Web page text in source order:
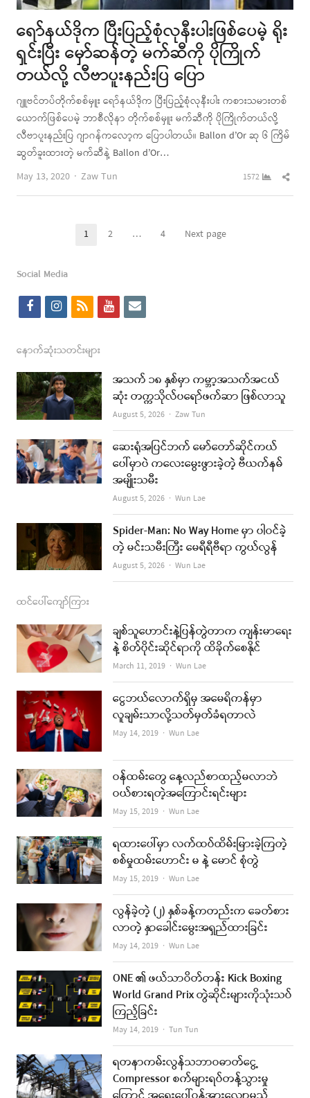
ရော်နယ်ဒိုက ပြီးပြည့်စုံလုနီးပါးဖြစ်ပေမဲ့ ရိုး
ရှင်းပြီး မှော်ဆန်တဲ့ မက်ဆီကို ပိုကြိုက်
တယ်လို့ လီဗာပူးနည်းပြ ပြော
ဂျူဗင်တပ်တိုက်စစ်မှူး ရော်နယ်ဒိုက ပြီးပြည့်စုံလုနီးပါး ကစားသမားတစ်
ယောက်ဖြစ်ပေမဲ့ ဘာစီလိုနာ တိုက်စစ်မှူး မက်ဆီကို ပိုကြိုက်တယ်လို့
လီဗာပူးနည်းပြ ဂျာဂန်ကလော့က ပြောပါတယ်။ Ballon d’Or ဆု ၆ ကြိမ်
ဆွတ်ခူးထားတဲ့ မက်ဆီနဲ့ Ballon d’Or…
May 13, 2020
Author
Zaw Tun 1572
Page
1 Page
2 … Page
4 Next page
Social Media
f
c
e
b
o
o
k
i
s
t
a
g
r
a
m
r
s
y
t
u
b
e
e
i
l
နောက်ဆုံးသတင်းများ
အသက် ၁၈ နှစ်မှာ ကမ္ဘာ့အသက်အငယ်
ဆုံး တက္ကသိုလ်ပရော်ဖက်ဆာ ဖြစ်လာသူ
August 5, 2026 Author
Zaw Tun
ဆေးရုံအပြင်ဘက် မော်တော်ဆိုင်ကယ်
ပေါ်မှာပဲ ကလေးမွေးဖွားခဲ့တဲ့ ဗီယက်နမ်
အမျိုးသမီး
August 5, 2026 Author
Wun Lae
Spider-Man: No Way Home မှာ ပါဝင်ခဲ့
တဲ့ မင်းသမီးကြီး မေရီရီဗီရာ ကွယ်လွန်
August 5, 2026 Author
Wun Lae
ထင်ပေါ်ကျော်ကြား
ချစ်သူဟောင်းနဲ့ပြန်တွဲတာက ကျန်းမာရေး
နဲ့ စိတ်ပိုင်းဆိုင်ရာကို ထိခိုက်စေနိုင်
March 11, 2019 Author
Wun Lae
ငွေဘယ်လောက်ရှိမှ အမေရိကန်မှာ
လူချမ်းသာလို့သတ်မှတ်ခံရတာလဲ
May 14, 2019 Author
Wun Lae
ဝန်ထမ်းတွေ နေ့လည်စာထည့်မလာဘဲ
ဝယ်စားရတဲ့အကြောင်းရင်းများ
May 15, 2019 Author
Wun Lae
ရထားပေါ်မှာ လက်ထပ်ထိမ်းမြားခဲ့ကြတဲ့
စစ်မှုထမ်းဟောင်း မ နဲ့ မောင် စုံတွဲ
May 15, 2019 Author
Wun Lae
လွန်ခဲ့တဲ့ (၂) နှစ်ခန့်ကတည်းက ခေတ်စား
လာတဲ့ နှာခေါင်းမွေးအရှည်ထားခြင်း
May 14, 2019 Author
Wun Lae
ONE ၏ ဖယ်သာဝိတ်တန်း Kick Boxing
World Grand Prix တွဲဆိုင်းများကိုသုံးသပ်
ကြည့်ခြင်း
May 14, 2019 Author
Tun Tun
ရတနာကမ်းလွန်သဘာဝဓာတ်ငွေ့
Compressor စက်များရပ်တန့်သွားမှု